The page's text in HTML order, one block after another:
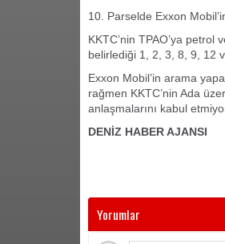
10. Parselde Exxon
KKTC’nin TPAO’ya petrol
belirlediği 1, 2, 3, 8, 9, 12
Exxon Mobil’in arama
rağmen KKTC’nin Ada
anlaşmalarını kabul
DENİZ HABER AJANSI
Yorumlar